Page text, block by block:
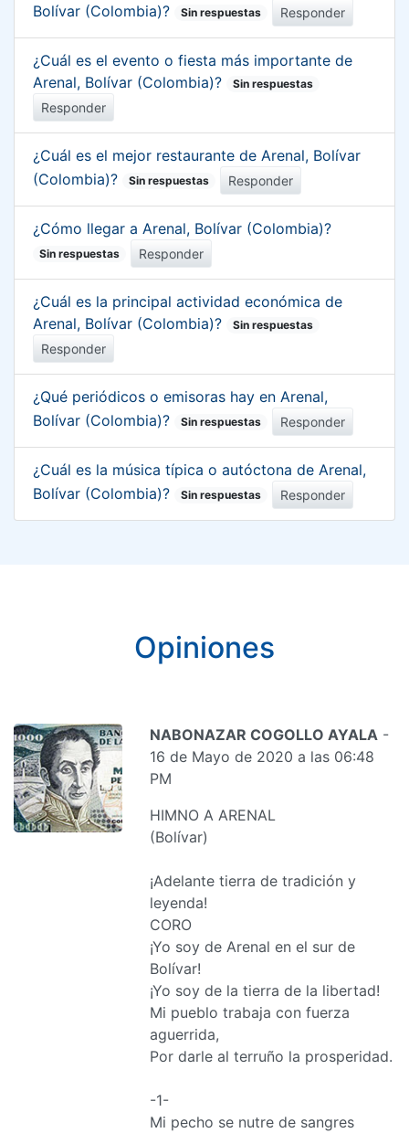
Bolívar (Colombia)?
Sin respuestas Responder
¿Cuál es el evento o fiesta más importante de
Arenal, Bolívar (Colombia)?
Sin respuestas
Responder
¿Cuál es el mejor restaurante de Arenal, Bolívar
(Colombia)?
Sin respuestas Responder
¿Cómo llegar a Arenal, Bolívar (Colombia)?
Sin respuestas Responder
¿Cuál es la principal actividad económica de
Arenal, Bolívar (Colombia)?
Sin respuestas
Responder
¿Qué periódicos o emisoras hay en Arenal,
Bolívar (Colombia)?
Sin respuestas Responder
¿Cuál es la música típica o autóctona de Arenal,
Bolívar (Colombia)?
Sin respuestas Responder
Opiniones
NABONAZAR COGOLLO AYALA -
16 de Mayo de 2020 a las 06:48
PM
HIMNO A ARENAL
(Bolívar)
¡Adelante tierra de tradición y
leyenda!
CORO
¡Yo soy de Arenal en el sur de
Bolívar!
¡Yo soy de la tierra de la libertad!
Mi pueblo trabaja con fuerza
aguerrida,
Por darle al terruño la prosperidad.
-1-
Mi pecho se nutre de sangres